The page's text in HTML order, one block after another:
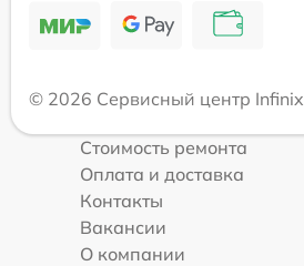
© 2026 Сервисный центр Infinix
Стоимость ремонта
Оплата и доставка
Контакты
Вакансии
О компании